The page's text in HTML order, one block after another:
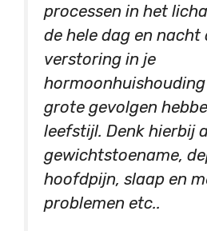
processen in het
de hele dag en nacht
verstoring in je
grote gevolgen
leefstijl. Denk hierbij
gewichtstoename,
hoofdpijn, slaap en
problemen etc..